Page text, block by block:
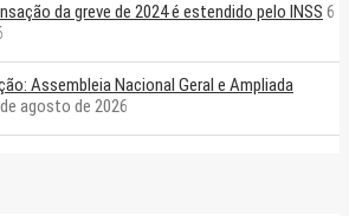
da greve de 2024 é estendido pelo INSS 6
Assembleia Nacional Geral e Ampliada
agosto de 2026